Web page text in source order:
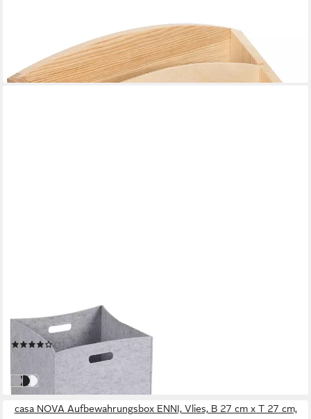
Schubladenbox Schreibtisch Organizer 2 Fächer mit Schublade
in 2-3 Werktagen bei dir
Aufbewahrungsbox FELT
(1)
11,95 €
in 2-3 Werktagen bei dir
grau
schwarz
weiß
casa NOVA Aufbewahrungsbox ENNI, Vlies, B 27 cm x T 27 cm,